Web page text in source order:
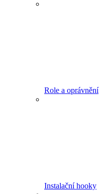
Role a oprávnění
Instalační hooky